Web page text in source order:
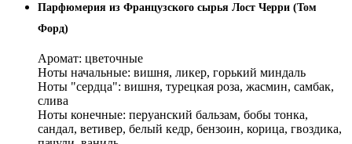
Парфюмерия из Французского сырья Лост Черри (Том
Форд)
Аромат: цветочные
Ноты начальные: вишня, ликер, горький миндаль
Ноты "сердца": вишня, турецкая роза, жасмин, самбак,
слива
Ноты конечные: перуанский бальзам, бобы тонка,
сандал, ветивер, белый кедр, бензоин, корица, гвоздика,